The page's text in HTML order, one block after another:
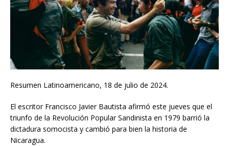
Resumen Latinoamericano, 18 de julio de 2024.
El escritor Francisco Javier Bautista afirmó este jueves que el
triunfo de la Revolución Popular Sandinista en 1979 barrió la
dictadura somocista y cambió para bien la historia de
Nicaragua.